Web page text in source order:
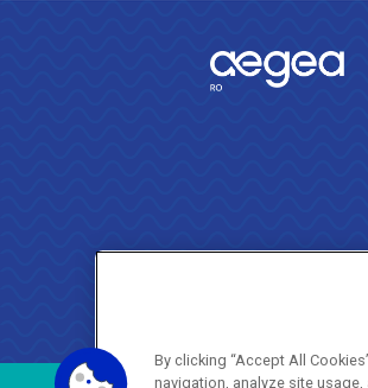
By clicking “Accept All
navigation, analyze site